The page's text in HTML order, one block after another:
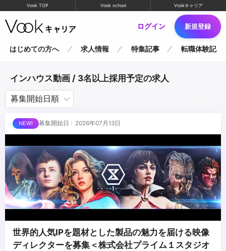
Vook TOP Vook school Vookキャリア
ログイン 新規登録
はじめての方へ 求人情報 特集記事 転職体験記
インハウス動画 / 3名以上採用予定の求人
募集開始日 : 2026年07月13日
世界的人気IPを題材とした製品の魅力を届ける映像
ディレクターを募集＜株式会社プライム１スタジオ